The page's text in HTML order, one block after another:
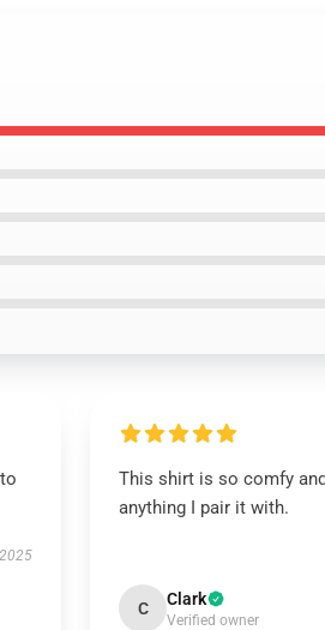
This shirt is so comfy
anything I pair it with.
C Clark
Verified owner